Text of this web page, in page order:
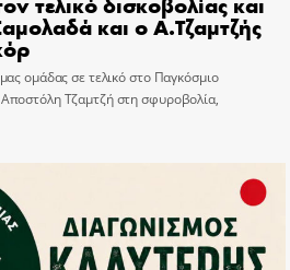
και ο Α.Τζαμτζής
ομάδας σε τελικό στο Παγκόσμιο
Τζαμτζή στη σφυροβολία,